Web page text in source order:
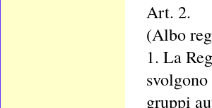
Art. 2.
(Albo
1. La
gruppi